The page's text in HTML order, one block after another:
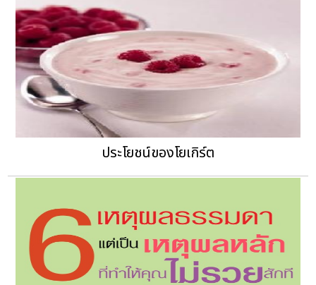
ประโยชน์ของโยเกิร์ต